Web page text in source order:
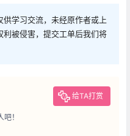
学习交流，未经原作者或上
被侵害，提交工单后我们将
给TA打赏
！